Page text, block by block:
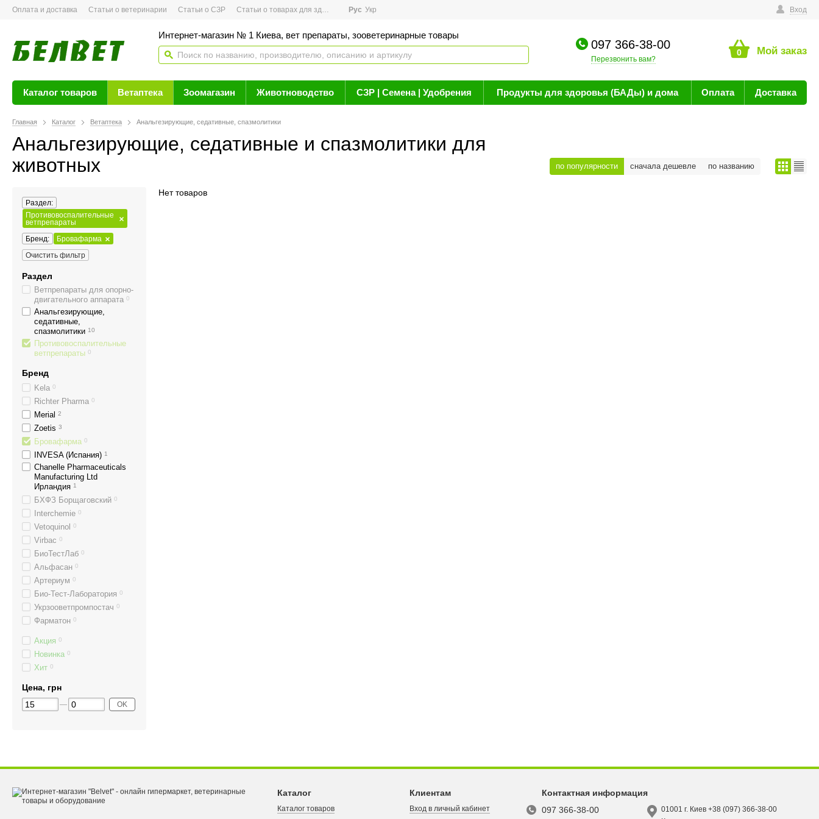
Оплата и доставка Статьи о ветеринарии Статьи о СЗР Статьи о товарах для здоровья Новости Вход
Рус Укр
Интернет-магазин № 1 Киева, вет препараты, зооветеринарные товары
097 366-38-00
Перезвонить вам?
0 Мой заказ
Каталог товаров Ветаптека Зоомагазин Животноводство СЗР | Семена | Удобрения Продукты для здоровья (БАДы) и дома Оплата Доставка
Главная Каталог Ветаптека Анальгезирующие, седативные, спазмолитики
Анальгезирующие, седативные и спазмолитики для
животных
по популярности сначала дешевле по названию
Нет товаров
Раздел:
Противовоспалительные
ветпрепараты
Бренд:
Бровафарма
Очистить фильтр
Раздел
Ветпрепараты для опорно-
двигательного аппарата 0
Анальгезирующие,
седативные,
спазмолитики 10
Противовоспалительные
ветпрепараты 0
Бренд
Kela 0
Richter Pharma 0
Merial 2
Zoetis 3
Бровафарма 0
INVESA (Испания) 1
Chanelle Pharmaceuticals
Manufacturing Ltd
Ирландия 1
БХФЗ Борщаговский 0
Interchemie 0
Vetoquinol 0
Virbac 0
БиоТестЛаб 0
Альфасан 0
Артериум 0
Био-Тест-Лаборатория 0
Укрзооветпромпостач 0
Фарматон 0
Акция 0
Новинка 0
Хит 0
Цена, грн
OK
Каталог
Каталог товаров
Клиентам
Вход в личный кабинет
Контактная информация
097 366-38-00
01001 г. Киев +38 (097) 366-38-00